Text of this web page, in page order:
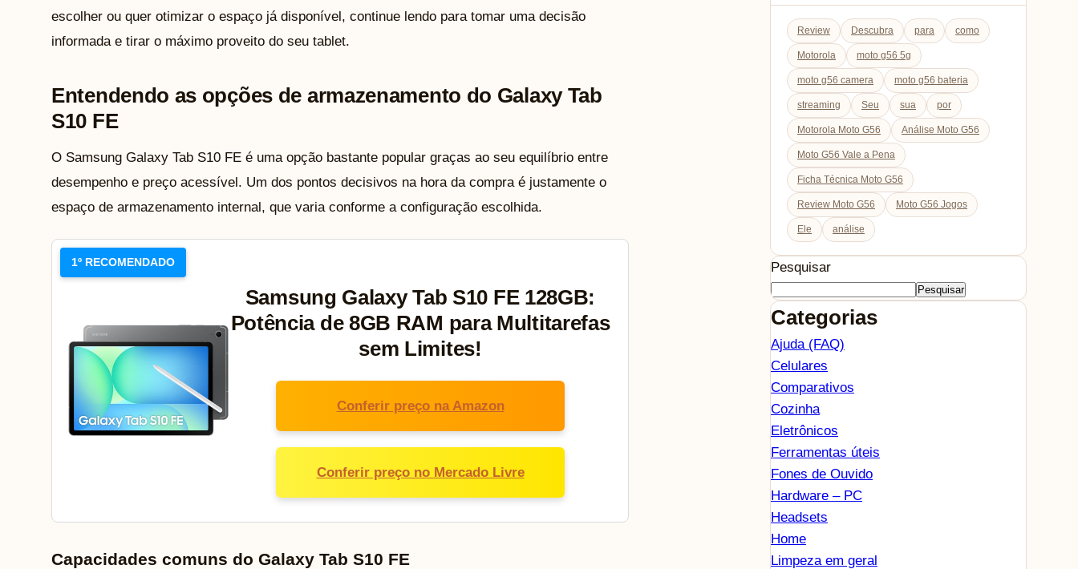
escolher ou quer otimizar o espaço já disponível, continue lendo para tomar uma decisão
informada e tirar o máximo proveito do seu tablet.
Entendendo as opções de armazenamento do Galaxy Tab
S10 FE
O Samsung Galaxy Tab S10 FE é uma opção bastante popular graças ao seu equilíbrio entre
desempenho e preço acessível. Um dos pontos decisivos na hora da compra é justamente o
espaço de armazenamento internal, que varia conforme a configuração escolhida.
1º RECOMENDADO
Samsung Galaxy Tab S10 FE 128GB:
Potência de 8GB RAM para Multitarefas
sem Limites!
Conferir preço na Amazon
Conferir preço no Mercado Livre
Capacidades comuns do Galaxy Tab S10 FE
Review Descubra para como
Motorola moto g56 5g
moto g56 camera moto g56 bateria
streaming Seu sua por
Motorola Moto G56 Análise Moto G56
Moto G56 Vale a Pena
Ficha Técnica Moto G56
Review Moto G56 Moto G56 Jogos
Ele análise
Pesquisar
Pesquisar
Categorias
Ajuda (FAQ)
Celulares
Comparativos
Cozinha
Eletrônicos
Ferramentas úteis
Fones de Ouvido
Hardware – PC
Headsets
Home
Limpeza em geral